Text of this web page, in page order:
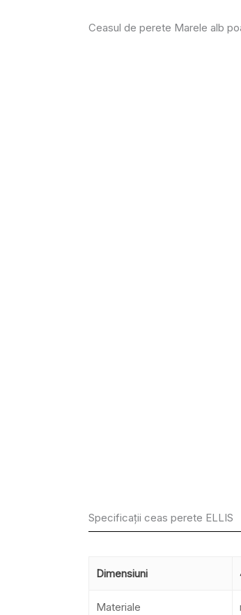
Ceasul de perete Marele alb
Specificații ceas perete ELLIS
Dimensiuni
Materiale